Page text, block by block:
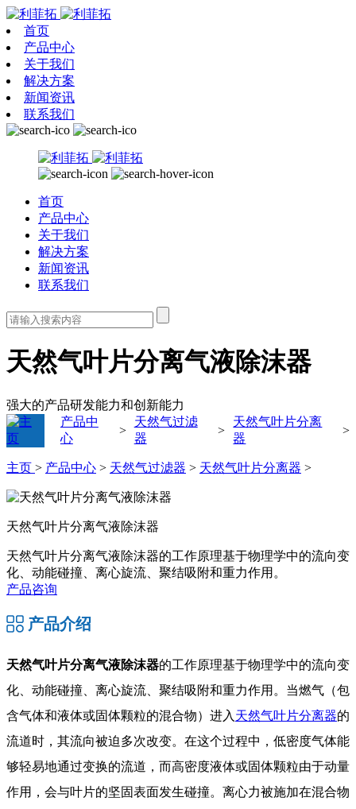
首页
产品中心
关于我们
解决方案
新闻资讯
联系我们
首页
产品中心
关于我们
解决方案
新闻资讯
联系我们
天然气叶片分离气液除沫器
强大的产品研发能力和创新能力
产品中
心
>
天然气过滤
器
>
天然气叶片分离
器
>
主页 > 产品中心 > 天然气过滤器 > 天然气叶片分离器 >
天然气叶片分离气液除沫器
天然气叶片分离气液除沫器的工作原理基于物理学中的流向变
化、动能碰撞、离心旋流、聚结吸附和重力作用。
产品咨询
产品介绍
天然气叶片分离气液除沫器的工作原理基于物理学中的流向变
化、动能碰撞、离心旋流、聚结吸附和重力作用。当燃气（包
含气体和液体或固体颗粒的混合物）进入天然气叶片分离器的
流道时，其流向被迫多次改变。在这个过程中，低密度气体能
够轻易地通过变换的流道，而高密度液体或固体颗粒由于动量
作用，会与叶片的坚固表面发生碰撞。离心力被施加在混合物